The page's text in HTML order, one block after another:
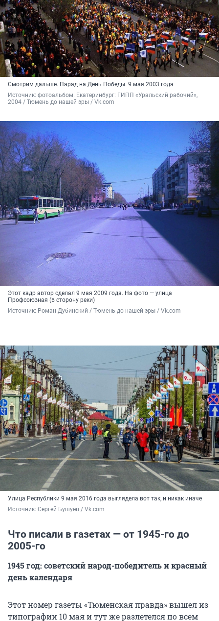
Смотрим дальше. Парад на День Победы. 9 мая 2003 года
Источник: фотоальбом. Екатеринбург: ГИПП «Уральский рабочий»,
2004 / Тюмень до нашей эры / Vk.com
Этот кадр автор сделал 9 мая 2009 года. На фото — улица
Профсоюзная (в сторону реки)
Источник: Роман Дубинский / Тюмень до нашей эры / Vk.com
Улица Республики 9 мая 2016 года выглядела вот так, и никак иначе
Источник: Сергей Бушуев / Vk.com
Что писали в газетах — от 1945-го до
2005-го
1945 год: советский народ-победитель и красный
день календаря
Этот номер газеты «Тюменская правда» вышел из
типографии 10 мая и тут же разлетелся по всем